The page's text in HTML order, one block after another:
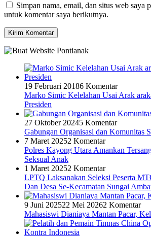
Simpan nama, email, dan situs web saya
untuk komentar saya berikutnya.
19 Februari 20186 Komentar
Marko Simic Kelelahan Usai Arak
Presiden
27 Oktober 20245 Komentar
Gabungan Organisasi dan Komunitas
7 Maret 20252 Komentar
Polres Kayong Utara Amankan
Seksual Anak
1 Maret 20252 Komentar
LPTQ Laksanakan Seleksi Peserta
Dan Desa Se-Kecamatan Sungai
9 Juni 202522 Mei 20262 Komentar
Mahasiswi Dianiaya Mantan Pacar,